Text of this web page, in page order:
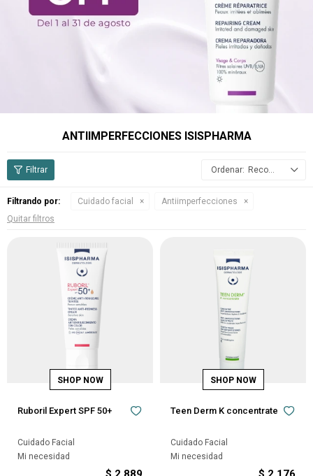
ANTIIMPERFECCIONES ISISPHARMA
Recomendados
Filtrando por: Cuidado facial
Antiimperfecciones
Quitar filtros
Ruboril Expert SPF 50+
Cuidado Facial
Mi necesidad
Teen Derm K concentrate
Cuidado Facial
Mi necesidad